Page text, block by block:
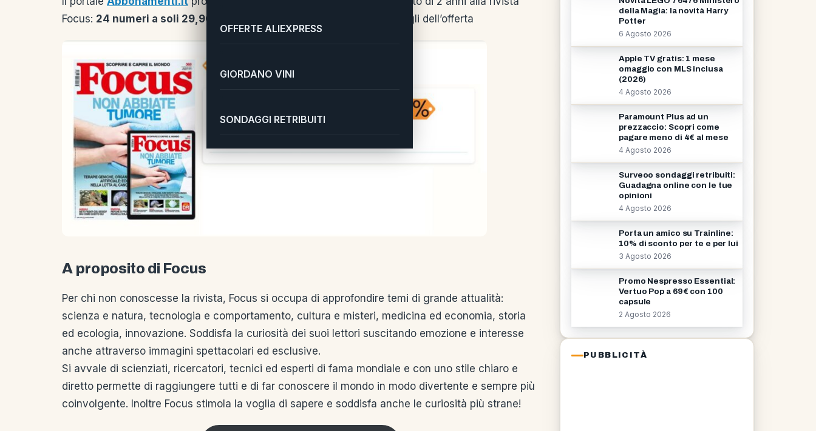
OFFERTE ALIEXPRESS
GIORDANO VINI
SONDAGGI RETRIBUITI
Focus: 24 numeri a soli 29,90 euro invece di 117,60 euro! Ecco i dettagli dell’offerta
A proposito di Focus
Per chi non conoscesse la rivista, Focus si occupa di approfondire temi di grande attualità:
scienza e natura, tecnologia e comportamento, cultura e misteri, medicina ed economia, storia
ed ecologia, innovazione. Soddisfa la curiosità dei suoi lettori suscitando emozione e interesse
anche attraverso immagini spettacolari ed esclusive.
Si avvale di scienziati, ricercatori, tecnici ed esperti di fama mondiale e con uno stile chiaro e
diretto permette di raggiungere tutti e di far conoscere il mondo in modo divertente e sempre più
coinvolgente. Inoltre Focus stimola la voglia di sapere e soddisfa anche le curiosità più strane!
della Magia: la novità Harry
Potter
6 Agosto 2026
Apple TV gratis: 1 mese
omaggio con MLS inclusa
(2026)
4 Agosto 2026
Paramount Plus ad un
prezzaccio: Scopri come
pagare meno di 4€ al mese
4 Agosto 2026
Surveoo sondaggi retribuiti:
Guadagna online con le tue
opinioni
4 Agosto 2026
Porta un amico su Trainline:
10% di sconto per te e per lui
3 Agosto 2026
Promo Nespresso Essential:
Vertuo Pop a 69€ con 100
capsule
2 Agosto 2026
PUBBLICITÀ